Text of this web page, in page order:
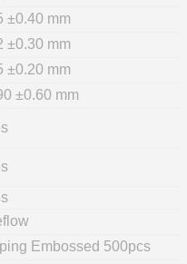
±0.40 mm
±0.30 mm
±0.20 mm
±0.60 mm
Embossed 500pcs